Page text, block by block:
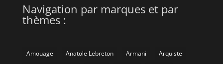
Navigation par marques et par
thèmes :
Amouage Anatole Lebreton Armani
Arquiste